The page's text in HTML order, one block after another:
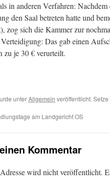
in anderen Verfahren:
den Saal betreten hatte und
zog sich die Kammer zur
Das gab einen
zu je 30 € verurteilt.
unterAllgemein veröffentlicht.
am Landgericht OS
Kommentar
wird nicht veröffentlicht.